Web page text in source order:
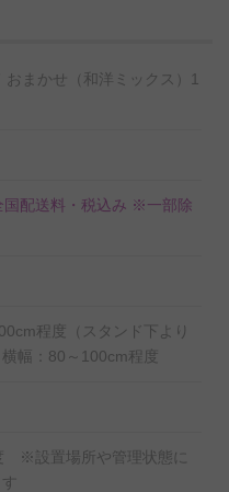
２万円コース
へ＞
けない場合がございま
おまかせ（和洋ミックス）1
国配送料・税込み ※一部除
程度（スタンド下より
幅：80～100cm程度
※設置場所や管理状態に